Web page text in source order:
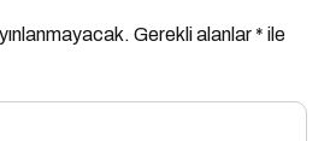
Gerekli alanlar* ile